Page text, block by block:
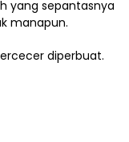
yang sepantasnya
manapun.
diperbuat.